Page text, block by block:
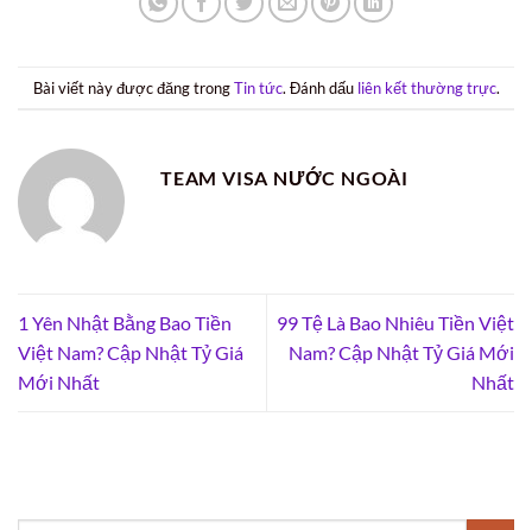
Bài viết này được đăng trongTin tức. Đánh dấu liên kết thường trực.
TEAM VISA NƯỚC NGOÀI
1 Yên Nhật Bằng Bao Tiền
Việt Nam? Cập Nhật Tỷ Giá
Mới Nhất
99 Tệ Là Bao Nhiêu Tiền Việt
Nam? Cập Nhật Tỷ Giá Mới
Nhất